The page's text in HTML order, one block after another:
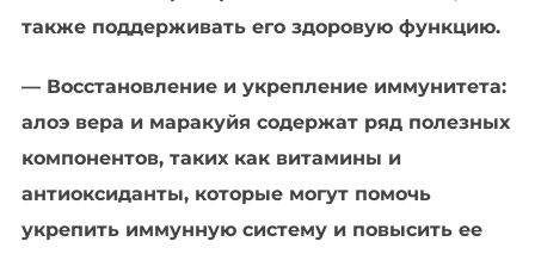
также поддерживать его здоровую функцию.
— Восстановление и укрепление иммунитета:
алоэ вера и маракуйя содержат ряд полезных
компонентов, таких как витамины и
антиоксиданты, которые могут помочь
укрепить иммунную систему и повысить ее